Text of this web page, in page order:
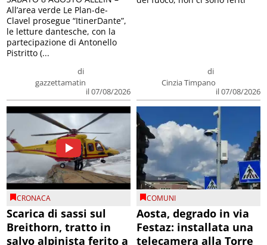
di
gazzettamatin
il 07/08/2026
All’area verde Le Plan-de-
Clavel prosegue “ItinerDante”,
le letture dantesche, con la
partecipazione di Antonello
Pistritto (...
di
Cinzia Timpano
il 07/08/2026
CRONACA
Scarica di sassi sul
Breithorn, tratto in
salvo alpinista ferito a
COMUNI
Aosta, degrado in via
Festaz: installata una
telecamera alla Torre